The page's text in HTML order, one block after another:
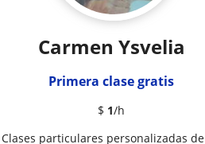
Carmen Ysvelia
Primera clase gratis
$ 1/h
Clases particulares personalizadas de Contabilidad